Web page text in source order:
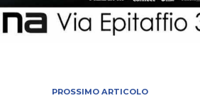
PROSSIMO ARTICOLO